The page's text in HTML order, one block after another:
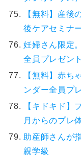
【無料】産後
後ケアセミナ
妊婦さん限定
全員プレゼン
【無料】赤ち
ンダー全員プ
【キドキド】
月からのプレ
助産師さんが
親学級